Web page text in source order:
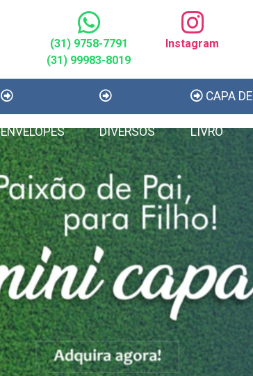
(31) 9758-7791
(31) 99983-8019
Instagram
ENVELOPES DIVERSOS
CAPA DE
LIVRO